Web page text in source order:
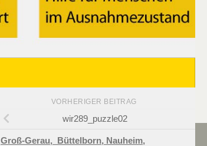
VORHERIGER BEITRAG
wir289_puzzle02
Groß-Gerau, Büttelborn, Nauheim,